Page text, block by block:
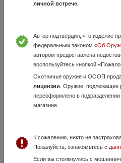
----Заправка баллонов Воздухом
13 Июля, в 06:34
40 000 руб.
Ростовская
личной встрече.
Автор подтвердил, что изделие
федеральным законом «Об
автором предоставлена
воспользуйтесь кнопкой
Охотничье оружие и ОООП
лицензии . Оружие, подлежащее
переоформлено в
магазине.
К сожалению, никто не
Пожалуйста, ознакомьтесь с
Если вы столкнулись с